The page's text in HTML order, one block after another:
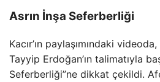
Asrın İnşa Seferberliği
Kacır’ın paylaşımındaki
Tayyip Erdoğan’ın talimatıyla
Seferberliği”ne dikkat çekildi.